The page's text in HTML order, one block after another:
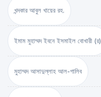
খন্দকার আবুল খায়ের রহ.
ইমাম মুহাম্মদ ইবনে ইসমাইল বোখারী (র)
মুহাম্মদ আসাদুল্লাহ আল-গালিব